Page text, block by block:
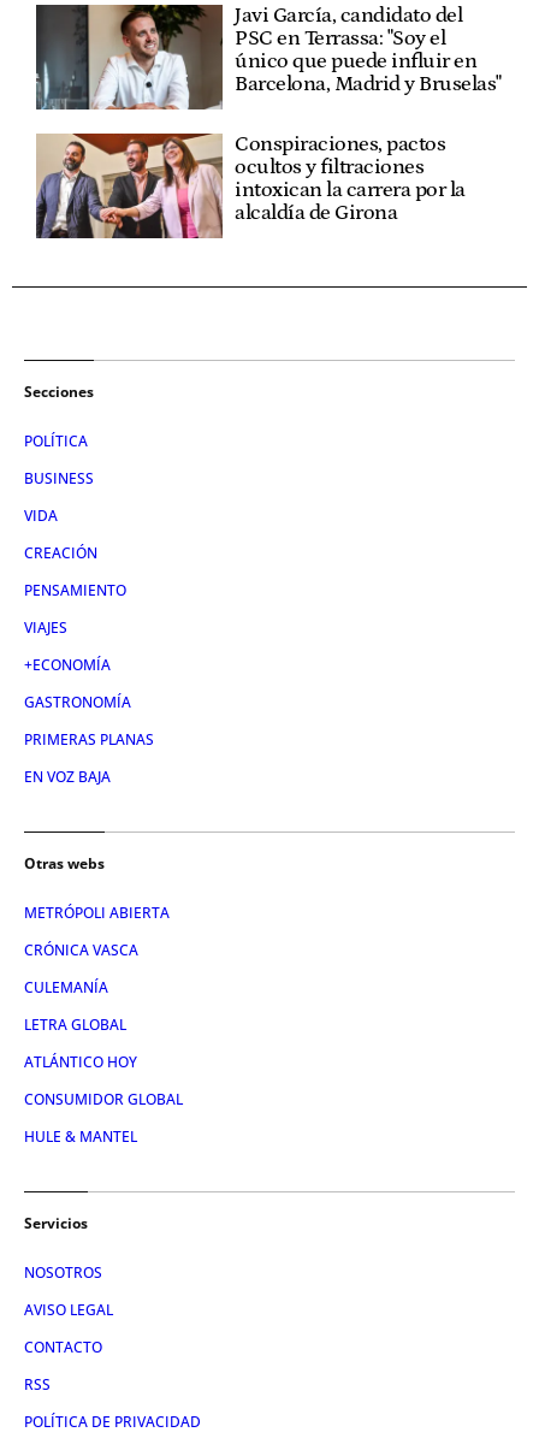
Javi García, candidato del
PSC en Terrassa: "Soy el
único que puede influir en
Barcelona, Madrid y Bruselas"
Conspiraciones, pactos
ocultos y filtraciones
intoxican la carrera por la
alcaldía de Girona
Secciones
POLÍTICA
BUSINESS
VIDA
CREACIÓN
PENSAMIENTO
VIAJES
+ECONOMÍA
GASTRONOMÍA
PRIMERAS PLANAS
EN VOZ BAJA
Otras webs
METRÓPOLI ABIERTA
CRÓNICA VASCA
CULEMANÍA
LETRA GLOBAL
ATLÁNTICO HOY
CONSUMIDOR GLOBAL
HULE & MANTEL
Servicios
NOSOTROS
AVISO LEGAL
CONTACTO
RSS
POLÍTICA DE PRIVACIDAD